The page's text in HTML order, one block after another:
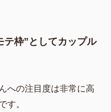
テ枠”としてカップル
への注目度は非常に高
す。